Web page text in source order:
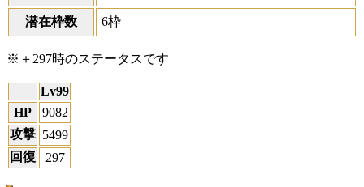
潜在枠数 6枠
※＋297時のステータスです
Lv99
HP
9082
攻撃 5499
回復
297